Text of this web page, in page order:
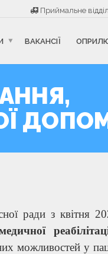
Приймальне
ВАКАНСІЇ
ради з квітня
можливостей у